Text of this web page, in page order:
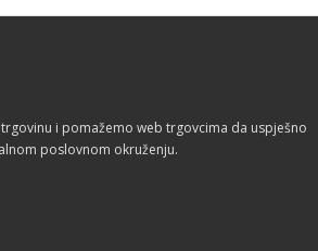
i pomažemo web trgovcima da uspješno
poslovnom okruženju.